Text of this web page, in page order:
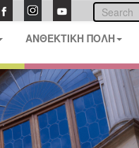
ΑΝΘΕΚΤΙΚΗ ΠΟΛΗ